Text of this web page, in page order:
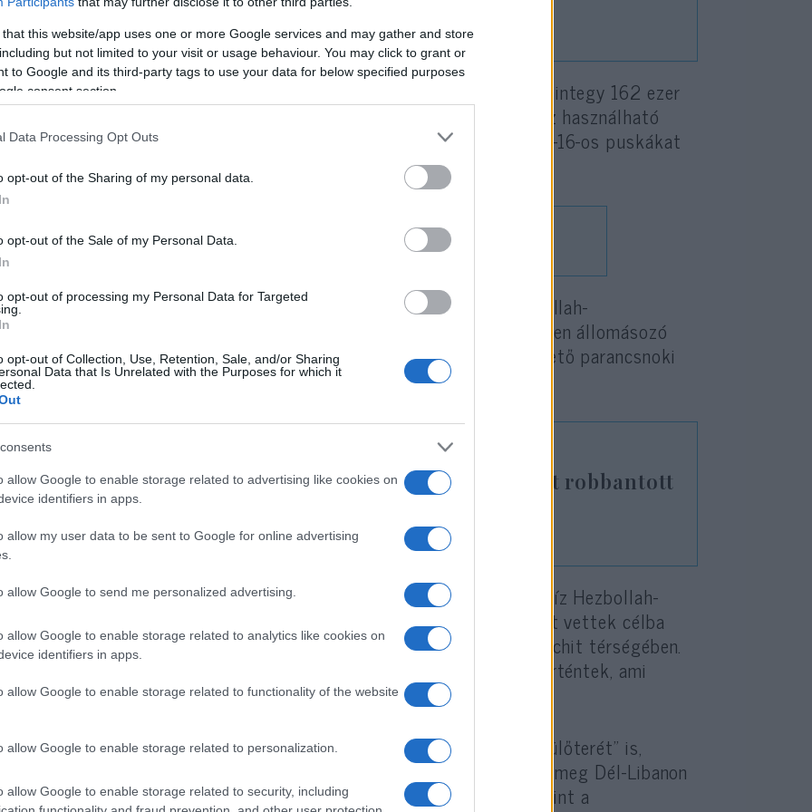
that this website/app uses one or more Google services and may gather and store
but not limited to your visit or usage behaviour. You may click to grant or
to Google and its third-party tags to use your data for below specified purposes
consent section.
Data Processing Opt Outs
opt-out of the Sharing of my personal data.
opt-out of the Sale of my Personal Data.
opt-out of processing my Personal Data for Targeted
opt-out of Collection, Use, Retention, Sale, and/or Sharing
Data that Is Unrelated with the Purposes for which it
allow Google to enable storage related to advertising like cookies on
identifiers in apps.
allow my user data to be sent to Google for online advertising
allow Google to send me personalized advertising.
allow Google to enable storage related to analytics like cookies on
identifiers in apps.
allow Google to enable storage related to functionality of the website
allow Google to enable storage related to personalization.
allow Google to enable storage related to security, including
során a biztonsági erők jelentős mennyiségű készpénzt – mintegy 162 ezer
(kb. 54 ezer dollárt) –, továbbá drónokat, robbanószer-gyártáshoz használható
lőszert és különböző fegyvereket, köztük pisztolyokat és M-16-os puskákat
le.
az izraeli légierő négy célzott csapást mért olyan Hezbollah-
akiket az IDF közvetlen fenyegetésnek tartott a térségben állomásozó
nézve, emellett három, a Hezbollah terrorszervezethez köthető parancsnoki
is támadtak.
200 méteres Hezbollah-terroralagutat robbantott
pénteken további csapásokról is beszámolt, amelyek során tíz Hezbollah-
objektumot és egy fegyverszállításra használt teherautót vettek célba
többek között Bint Dzsbeil, Bejt Jahún, Kounine és Braachit térségében.
szerint a teherautó találata után másodlagos robbanások is történtek, ami
jelenlétére utalhatott.
a héten az IDF felszámolta a Hezbollah úgynevezett „drónrepülőterét” is,
a Majdal Zoun falu alatti föld alatti alagútrendszerben találtak meg Dél-Libanon
részén, mintegy öt mérföldre az izraeli határtól. A hadsereg szerint a